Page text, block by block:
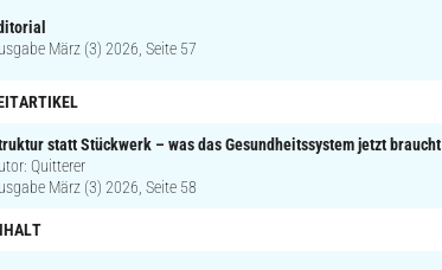
März (3) 2026, Seite 57
statt Stückwerk – was das Gesundheitssystem jetzt braucht
Quitterer
März (3) 2026, Seite 58